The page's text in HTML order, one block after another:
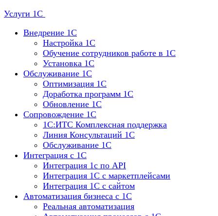
Услуги 1С
Внедрение 1С
Настройка 1C
Обучение сотрудников работе в 1С
Установка 1C
Обслуживание 1С
Оптимизация 1С
Доработка программ 1С
Обновление 1С
Сопровождение 1С
1C:ИТС Комплексная поддержка
Линия Консультаций 1С
Обслуживание 1С
Интеграция с 1С
Интеграция 1с по API
Интеграция 1С с маркетплейсами
Интеграция 1С с сайтом
Автоматизация бизнеса с 1С
Реальная автоматизация